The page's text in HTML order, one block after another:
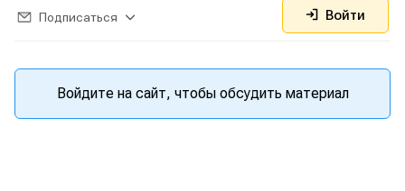
Подписаться Войти
Войдите на сайт, чтобы обсудить материал